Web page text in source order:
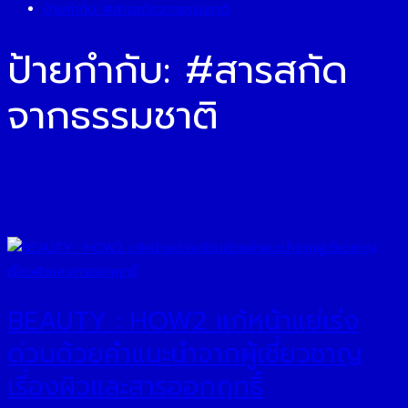
ป้ายกำกับ: #สารสกัดจากธรรมชาติ
ป้ายกำกับ: #สารสกัด
จากธรรมชาติ
BEAUTY : HOW2 แก้หน้าแย่เร่ง
ด่วนด้วยคำแนะนำจากผู้เชี่ยวชาญ
เรื่องผิวและสารออกฤทธิ์